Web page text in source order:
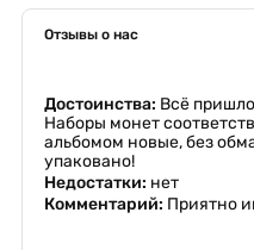
Отзывы о нас
Достоинства: Всё
Наборы монет
альбомом новые, без
упаковано!
Недостатки: нет
Комментарий: Приятно